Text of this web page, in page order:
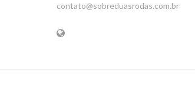
contato@sobreduasrodas.com.br